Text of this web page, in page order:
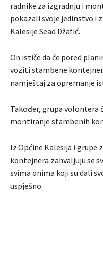
radnike za izgradnju i
pokazali svoje jedinstvo i
Kalesije Sead Džafić.
On ističe da će pored
voziti stambene
namještaj za opremanje
Također, grupa volontera
montiranje stambenih
Iz Općine Kalesija i grupe
kontejnera zahvaljuju se
svima onima koji su dali
uspješno.